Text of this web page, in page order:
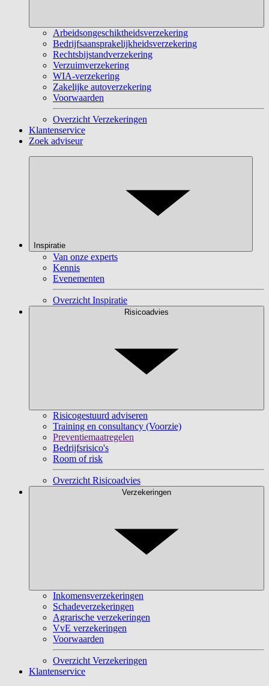
Arbeidsongeschiktheidsverzekering
Bedrijfsaansprakelijkheidsverzekering
Rechtsbijstandverzekering
Verzuimverzekering
WIA-verzekering
Zakelijke autoverzekering
Voorwaarden
Overzicht Verzekeringen
Klantenservice
Zoek adviseur
Inspiratie
Van onze experts
Kennis
Evenementen
Overzicht Inspiratie
Risicoadvies
Risicogestuurd adviseren
Training en consultancy (Voorzie)
Preventiemaatregelen
Bedrijfsrisico's
Room of risk
Overzicht Risicoadvies
Verzekeringen
Inkomensverzekeringen
Schadeverzekeringen
Agrarische verzekeringen
VvE verzekeringen
Voorwaarden
Overzicht Verzekeringen
Klantenservice